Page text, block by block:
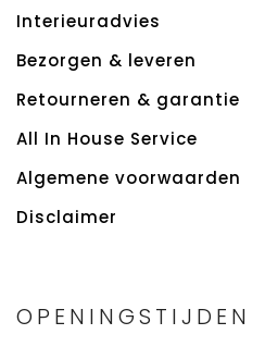
Interieuradvies
Bezorgen & leveren
Retourneren & garantie
All In House Service
Algemene voorwaarden
Disclaimer
OPENINGSTIJDEN